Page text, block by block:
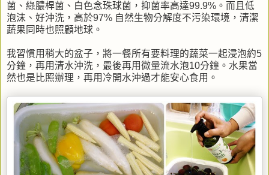
菌、綠膿桿菌、白色念珠球菌，抑菌率高達99.9%。而且低
泡沫、好沖洗，高於97% 自然生物分解度不污染環境，清潔
蔬果同時也照顧地球。
我習慣用稍大的盆子，將一餐所有要料理的蔬菜一起浸泡約5
分鐘，再用清水沖洗，最後再用微量流水泡10分鐘。水果當
然也是比照辦理，再用冷開水沖過才能安心食用。